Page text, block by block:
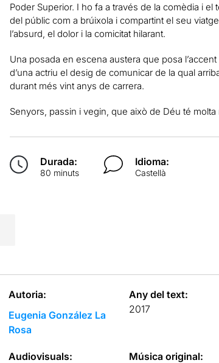
Poder Superior. I ho fa a través de la comèdia i
del públic com a brúixola i compartint el seu
l’absurd, el dolor i la comicitat hilarant.
Una posada en escena austera que posa
d’una actriu el desig de comunicar de la qual
durant més vint anys de carrera.
Senyors, passin i vegin, que això de Déu té
Durada:
80 minuts
Idioma:
Castellà
Autoria:
Eugenia González La
Rosa
Any del text:
2017
Audiovisuals:
Música original: